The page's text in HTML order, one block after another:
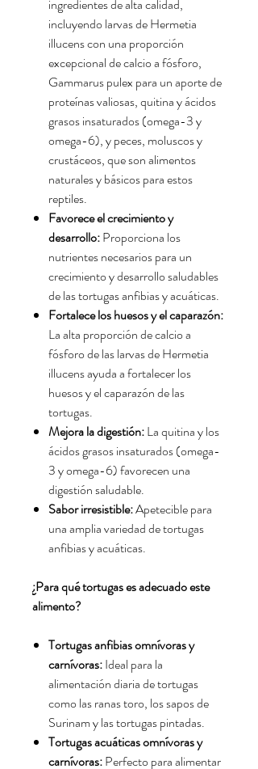
ingredientes de alta calidad,
incluyendo larvas de Hermetia
illucens con una proporción
excepcional de calcio a fósforo,
Gammarus pulex para un aporte de
proteínas valiosas,quitina y ácidos
grasos insaturados (omega-3 y
omega-6),y peces, moluscos y
crustáceos,que son alimentos
naturales y básicos para estos
reptiles.
Favorece el crecimiento y
desarrollo:Proporciona los
nutrientes necesarios para un
crecimiento y desarrollo saludables
de las tortugas anfibias y acuáticas.
Fortalece los huesos y el caparazón:
La alta proporción de calcio a
fósforo de las larvas de Hermetia
illucens ayuda a fortalecer los
huesos y el caparazón de las
tortugas.
Mejora la digestión:La quitina y los
ácidos grasos insaturados (omega-
3 y omega-6) favorecen una
digestión saludable.
Sabor irresistible:Apetecible para
una amplia variedad de tortugas
anfibias y acuáticas.
¿Para qué tortugas es adecuado este
alimento?
Tortugas anfibias omnívoras y
carnívoras:Ideal para la
alimentación diaria de tortugas
como las ranas toro, los sapos de
Surinam y las tortugas pintadas.
Tortugas acuáticas omnívoras y
carnívoras:Perfecto para alimentar